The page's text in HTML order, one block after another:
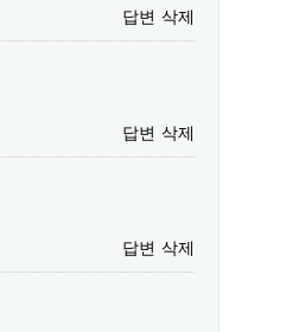
답변 삭제
답변 삭제
답변 삭제